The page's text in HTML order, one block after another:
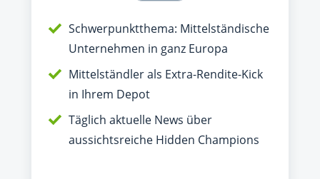
Schwerpunktthema: Mittelständische
Unternehmen in ganz Europa
Mittelständler als Extra-Rendite-Kick
in Ihrem Depot
Täglich aktuelle News über
aussichtsreiche Hidden Champions